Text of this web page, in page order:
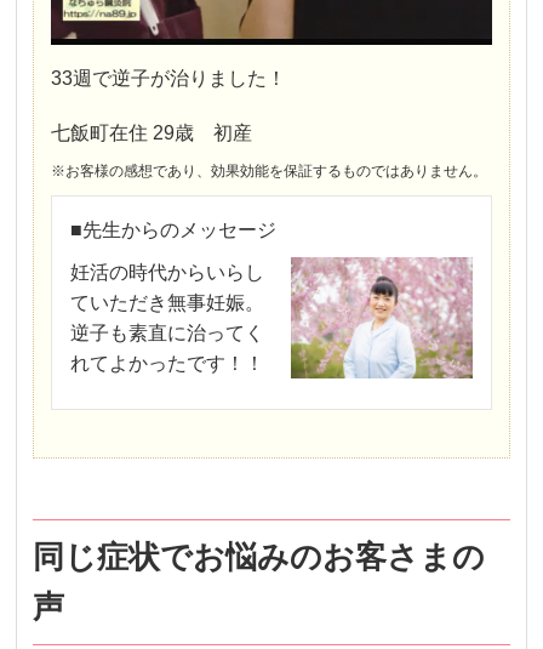
33週で逆子が治りました！
七飯町在住 29歳 初産
※お客様の感想であり、効果効能を保証するものではありません。
■先生からのメッセージ
妊活の時代からいらし
ていただき無事妊娠。
逆子も素直に治ってく
れてよかったです！！
同じ症状でお悩みのお客さまの
声